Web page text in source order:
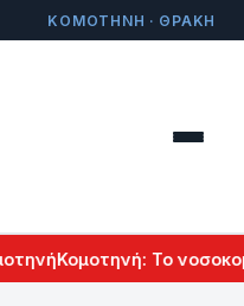
ΚΟΜΟΤΗΝΗ · ΘΡΑΚΗ
Κομοτηνή: Το